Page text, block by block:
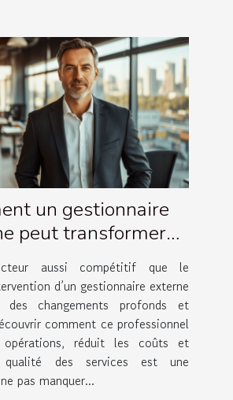
un gestionnaire
peut transformer
de transport ?
aussi compétitif que le
d’un gestionnaire externe
des changements profonds et
comment ce professionnel
réduit les coûts et
des services est une
pas manquer...